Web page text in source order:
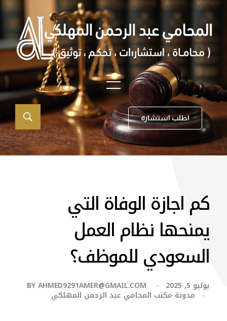
اطلب استشارة
كم اجازة الوفاة التي
يمنحها نظام العمل
السعودي للموظف؟
يوليو 5, 2025 BYAHMED9291AMER@GMAIL.COM
مدونة مكتب المحامي عبد الرحمن المهلكي